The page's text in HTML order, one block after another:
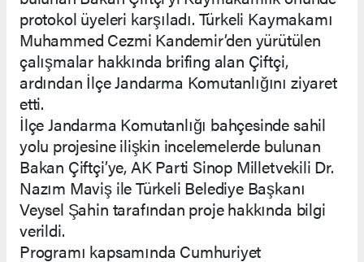
protokol üyeleri karşıladı. Türkeli Kaymakamı
Muhammed Cezmi Kandemir’den yürütülen
çalışmalar hakkında brifing alan Çiftçi,
ardından İlçe Jandarma Komutanlığını ziyaret
etti.
İlçe Jandarma Komutanlığı bahçesinde sahil
yolu projesine ilişkin incelemelerde bulunan
Bakan Çiftçi’ye, AK Parti Sinop Milletvekili Dr.
Nazım Maviş ile Türkeli Belediye Başkanı
Veysel Şahin tarafından proje hakkında bilgi
verildi.
Programı kapsamında Cumhuriyet